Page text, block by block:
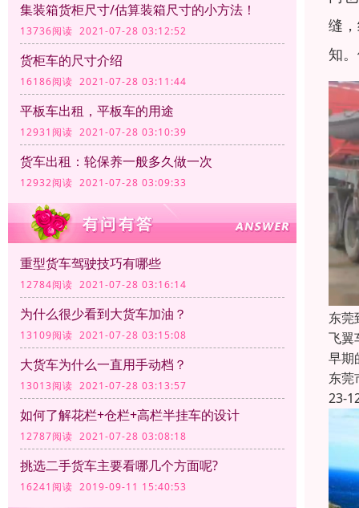
集装箱货柜尺寸/估算装箱尺寸的小方法！
13736阅读 2021-07-28 03:12:52
货柜车的尺寸介绍
16186阅读 2021-07-28 03:11:44
平板车出租，平板车的用途
12931阅读 2021-07-28 03:10:39
货车出租：轮保养一般多久做一次
12932阅读 2021-07-28 03:09:33
重型货车驾驶技巧有哪些
12784阅读 2021-07-28 03:16:14
为什么很少看到大货车加油？
13109阅读 2021-07-28 03:15:08
大货车为什么一直用手动档？
13013阅读 2021-07-28 03:13:57
如何了解花栏+仓栏+高栏半挂车的设计
12787阅读 2021-07-28 03:08:18
挑选二手货车主要看哪几个方面呢?
16241阅读 2019-09-11 15:40:53
缝
知
东莞
飞翼
早期
东莞
23-